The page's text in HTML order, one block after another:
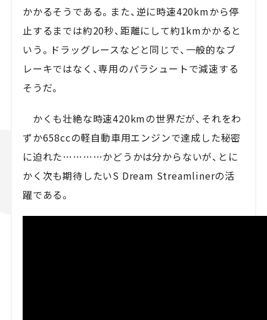
かかるそうである。また、逆に時速420kmから停
止するまでは約20秒、距離にして約1kmかかると
いう。ドラッグレースなどと同じで、一般的なブ
レーキではなく、専用のパラシュートで減速する
そうだ。
かくも壮絶な時速420kmの世界だが、それをわ
ずか658ccの軽自動車用エンジンで達成した秘密
に迫れた…………かどうかは分からないが、とに
かく次も期待したいS Dream Streamlinerの活
躍である。